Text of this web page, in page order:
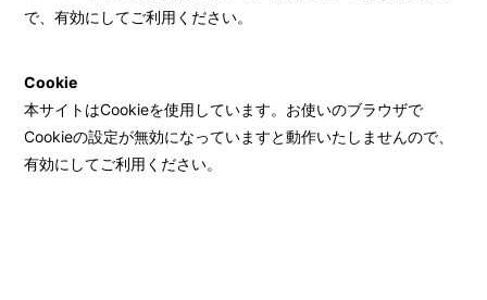
FANCLUB
Gallery
で、有効にしてご利用ください。
Cookie
本サイトはCookieを使用しています。お使いのブラウザで
Cookieの設定が無効になっていますと動作いたしませんので、
有効にしてご利用ください。